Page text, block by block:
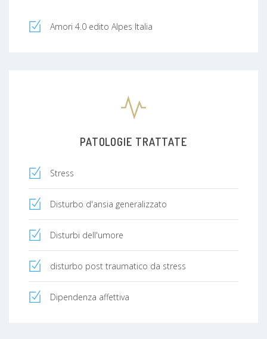
Amori 4.0 edito Alpes Italia
PATOLOGIE TRATTATE
Stress
Disturbo d'ansia generalizzato
Disturbi dell'umore
disturbo post traumatico da stress
Dipendenza affettiva